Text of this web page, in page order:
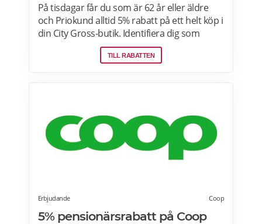
På tisdagar får du som är 62 år eller äldre
och Priokund alltid 5% rabatt på ett helt köp i
din City Gross-butik. Identifiera dig som
Priokund och säg bara till i kassan i butiken
så löser vi in rabatten. Gäller ej citygross.se,
pant. Läs mer om pensionärsrabatter på City
Gross här.
TILL RABATTEN
Erbjudande Coop
5% pensionärsrabatt på Coop